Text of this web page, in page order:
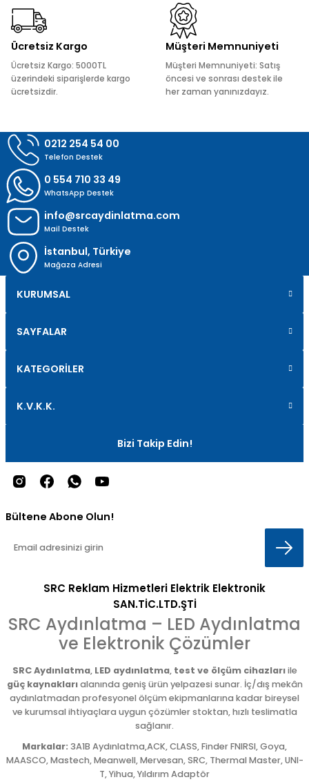
Bu ürüne benzer farklı alternatifler olmalı.
Ücretsiz Kargo
Ücretsiz Kargo: 5000TL
üzerindeki siparişlerde kargo
ücretsizdir.
Müşteri Memnuniyeti
Müşteri Memnuniyeti: Satış
öncesi ve sonrası destek ile
her zaman yanınızdayız.
0212 254 54 00
Telefon Destek
0 554 710 33 49
WhatsApp Destek
info@srcaydinlatma.com
Mail Destek
İstanbul, Türkiye
Mağaza Adresi
KURUMSAL
SAYFALAR
KATEGORİLER
K.V.K.K.
Bizi Takip Edin!
Bültene Abone Olun!
SRC Reklam Hizmetleri Elektrik Elektronik
SAN.TİC.LTD.ŞTİ
SRC Aydınlatma – LED Aydınlatma
ve Elektronik Çözümler
SRC Aydınlatma, LED aydınlatma, test ve ölçüm cihazlarıile
güç kaynaklarıalanında geniş ürün yelpazesi sunar. İç/dış mekân
aydınlatmadan profesyonel ölçüm ekipmanlarına kadar bireysel
ve kurumsal ihtiyaçlara uygun çözümler stoktan, hızlı teslimatla
sağlanır.
Markalar: 3A1B Aydınlatma,ACK, CLASS, Finder FNIRSI, Goya,
MAASCO, Mastech, Meanwell, Mervesan, SRC, Thermal Master, UNI-
T, Yihua, Yıldırım Adaptör